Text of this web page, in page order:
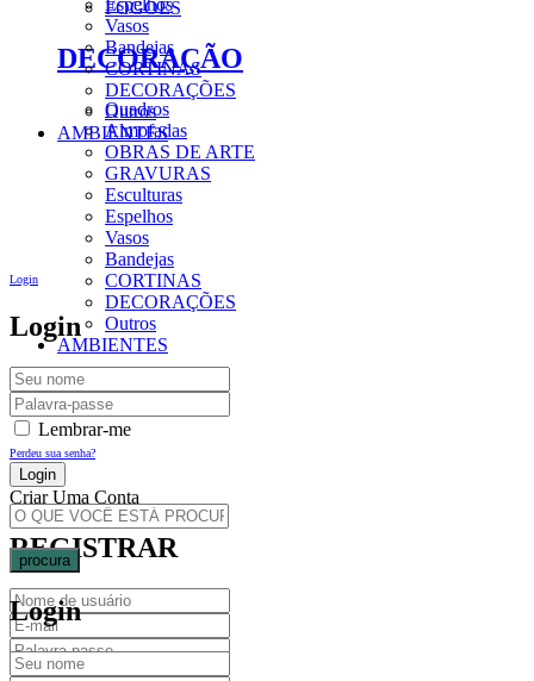
Vasos
Bandejas
CORTINAS
DECORAÇÕES
Outros
AMBIENTES
Login
Login
Lembrar-me
Perdeu sua senha?
Criar Uma Conta
REGISTRAR
FOGÕES
DECORAÇÃO
Quadros
Almofadas
OBRAS DE ARTE
GRAVURAS
Esculturas
Espelhos
Vasos
Bandejas
CORTINAS
DECORAÇÕES
Outros
AMBIENTES
procura
Login